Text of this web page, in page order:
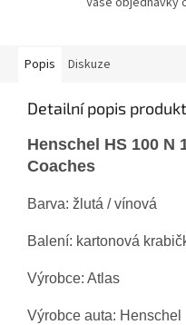
Popis Diskuze
Detailní popis
Henschel HS 100 N
Coaches
Barva: žlutá / vínová
Balení: kartonová
Výrobce: Atlas
Výrobce auta: Henschel